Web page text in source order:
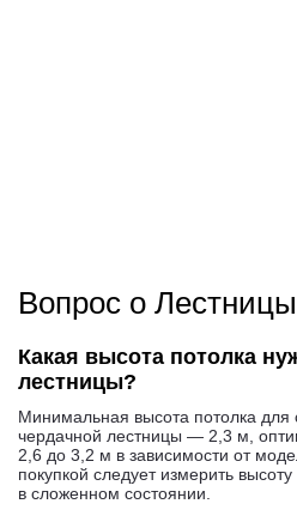
Вопрос о
Какая высота потолка
лестницы?
Минимальная высота потолка для
чердачной лестницы — 2,3 м,
2,6 до 3,2 м в зависимости от
покупкой следует измерить
в сложенном состоянии.